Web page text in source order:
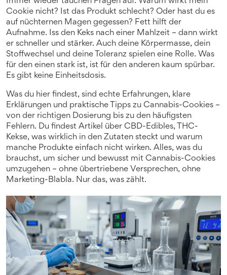
Cookie nicht? Ist das Produkt schlecht? Oder hast du es
auf nüchternen Magen gegessen? Fett hilft der
Aufnahme. Iss den Keks nach einer Mahlzeit – dann wirkt
er schneller und stärker. Auch deine Körpermasse, dein
Stoffwechsel und deine Toleranz spielen eine Rolle. Was
für den einen stark ist, ist für den anderen kaum spürbar.
Es gibt keine Einheitsdosis.
Was du hier findest, sind echte Erfahrungen, klare
Erklärungen und praktische Tipps zu Cannabis-Cookies –
von der richtigen Dosierung bis zu den häufigsten
Fehlern. Du findest Artikel über CBD-Edibles, THC-
Kekse, was wirklich in den Zutaten steckt und warum
manche Produkte einfach nicht wirken. Alles, was du
brauchst, um sicher und bewusst mit Cannabis-Cookies
umzugehen – ohne übertriebene Versprechen, ohne
Marketing-Blabla. Nur das, was zählt.